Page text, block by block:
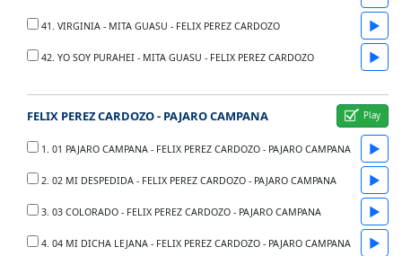
41. VIRGINIA - MITA GUASU - FELIX PEREZ CARDOZO ▶
42. YO SOY PURAHEI - MITA GUASU - FELIX PEREZ CARDOZO ▶
FELIX PEREZ CARDOZO - PAJARO CAMPANA
1. 01 PAJARO CAMPANA - FELIX PEREZ CARDOZO - PAJARO CAMPANA ▶
2. 02 MI DESPEDIDA - FELIX PEREZ CARDOZO - PAJARO CAMPANA ▶
3. 03 COLORADO - FELIX PEREZ CARDOZO - PAJARO CAMPANA ▶
4. 04 MI DICHA LEJANA - FELIX PEREZ CARDOZO - PAJARO CAMPANA ▶